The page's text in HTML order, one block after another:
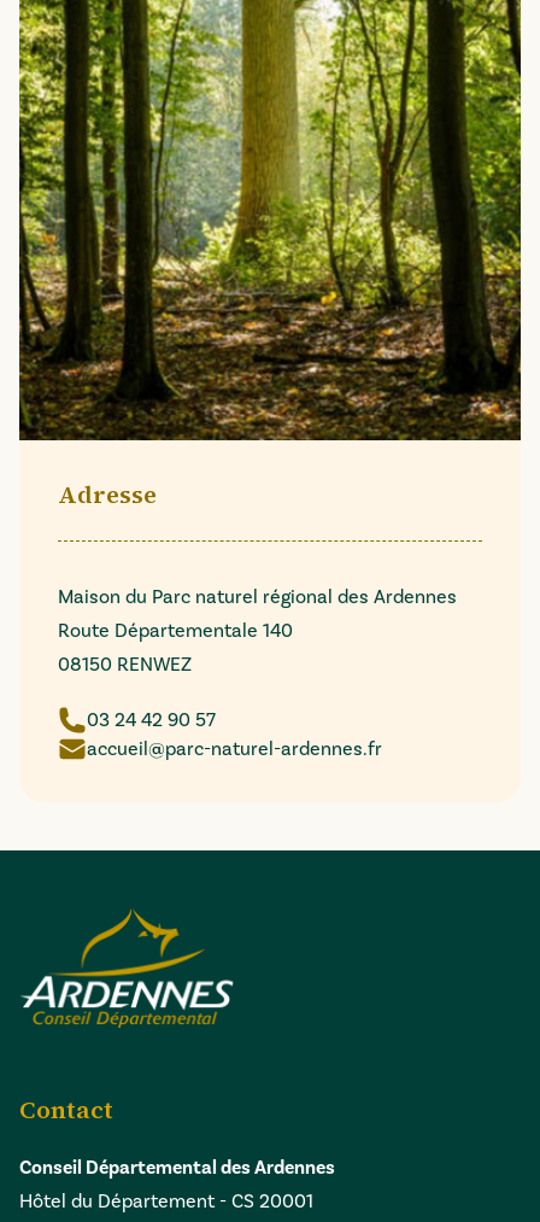
Adresse
Maison du Parc naturel régional des Ardennes
Route Départementale 140
08150 RENWEZ
03 24 42 90 57
accueil@parc-naturel-ardennes.fr
Contact
Conseil Départemental des Ardennes
Hôtel du Département - CS 20001